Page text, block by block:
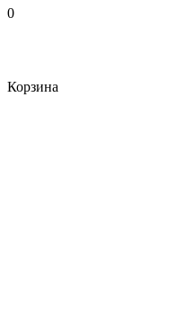
0
Корзина